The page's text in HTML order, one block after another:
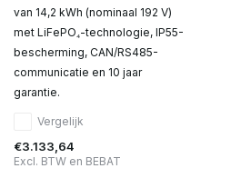
van 14,2 kWh (nominaal 192 V)
met LiFePO₄-technologie, IP55-
bescherming, CAN/RS485-
communicatie en 10 jaar
garantie.
Vergelijk
€3.133,64
Excl. BTW en BEBAT